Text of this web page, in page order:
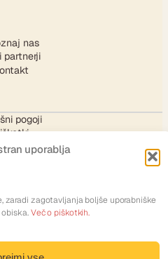
uporablja
zaradi zagotavljanja boljše uporabniške
Več o piškotkih.
nas
partnerji
pogoji